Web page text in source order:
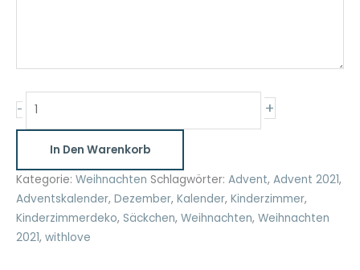
-
Menge
+
In Den Warenkorb
Kategorie: Weihnachten Schlagwörter: Advent, Advent 2021,
Adventskalender, Dezember, Kalender, Kinderzimmer,
Kinderzimmerdeko, Säckchen, Weihnachten, Weihnachten
2021, withlove